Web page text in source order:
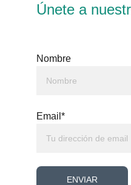
Nombre
Email*
ENVIAR
Únete a